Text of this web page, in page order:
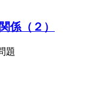
係（２）
題